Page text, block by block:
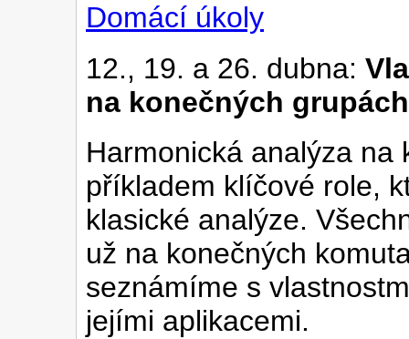
Domácí úkoly
12., 19. a 26. dubna:
na konečných grupách
Harmonická analýza na
příkladem klíčové role,
klasické analýze.
už na konečných
seznámíme s
jejími aplikacemi.